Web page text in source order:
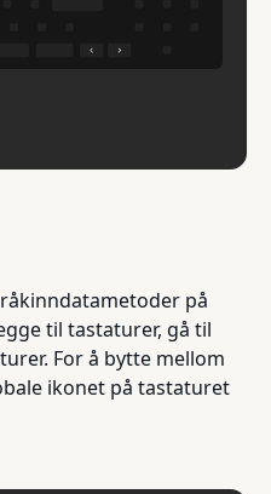
på
til tastaturer, gå til
For å bytte mellom
ikonet på tastaturet